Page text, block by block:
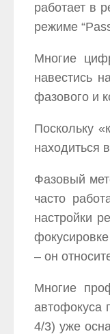
работает в
режиме “
Многие
навестись
фазового и
Поскольку
находиться
Фазовый
часто
настройки
– он
Многие
автофокуса
4/3) уже